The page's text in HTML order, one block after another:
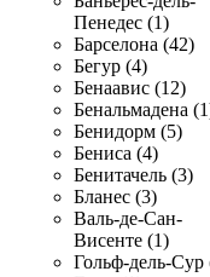
Пенедес (1)
Барселона (42)
Бегур (4)
Бенаавис (12)
Бенальмадена
Бенидорм (5)
Бениса (4)
Бенитачель (3)
Бланес (3)
Валь-де-Сан-
Висенте (1)
Гольф-дель-Сур